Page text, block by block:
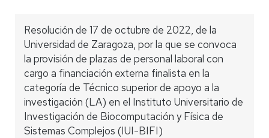
Resolución de 17 de octubre de 2022, de la
Universidad de Zaragoza, por la que se convoca
la provisión de plazas de personal laboral con
cargo a financiación externa finalista en la
categoría de Técnico superior de apoyo a la
investigación (LA) en el Instituto Universitario de
Investigación de Biocomputación y Física de
Sistemas Complejos (IUI-BIFI)